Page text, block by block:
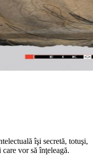
îşi secretă, totuşi,
vor să înţeleagă.